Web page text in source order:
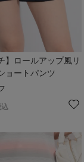
】ロールアップ風リ
ョートパンツ